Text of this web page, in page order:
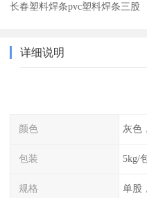
长春塑料焊条pvc塑料焊条三股
详细说明
颜色 灰色
包装 5kg/
规格 单股